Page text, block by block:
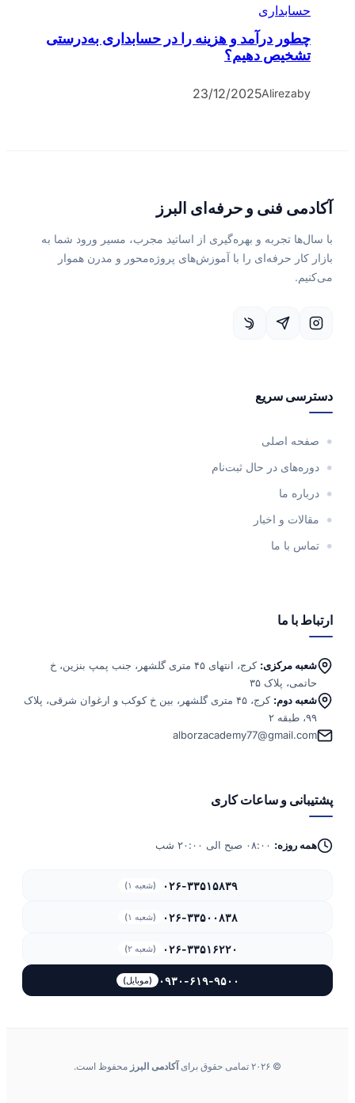
حسابداری
چطور درآمد و هزینه را در حسابداری به‌درستی
تشخیص دهیم؟
by
Alireza
23/12/2025
آکادمی فنی و حرفه‌ای البرز
با سال‌ها تجربه و بهره‌گیری از اساتید مجرب، مسیر ورود شما به
بازار کار حرفه‌ای را با آموزش‌های پروژه‌محور و مدرن هموار
می‌کنیم.
دسترسی سریع
صفحه اصلی
دوره‌های در حال ثبت‌نام
درباره ما
مقالات و اخبار
تماس با ما
ارتباط با ما
شعبه مرکزی:
کرج، انتهای ۴۵ متری گلشهر، جنب پمپ بنزین، خ
حاتمی، پلاک ۳۵
شعبه دوم:
کرج، ۴۵ متری گلشهر، بین خ کوکب و ارغوان شرقی، پلاک
۹۹، طبقه ۲
alborzacademy77@gmail.com
پشتیبانی و ساعات کاری
همه روزه:
۰۲۶-۳۳۵۱۵۸۳۹ (شعبه ۱)
۰۲۶-۳۳۵۰۰۸۳۸ (شعبه ۱)
۰۲۶-۳۳۵۱۶۲۲۰ (شعبه ۲)
۰۹۳۰-۶۱۹-۹۵۰۰ (موبایل)
© ۲۰۲۶ تمامی حقوق برای آکادمی البرز محفوظ است.